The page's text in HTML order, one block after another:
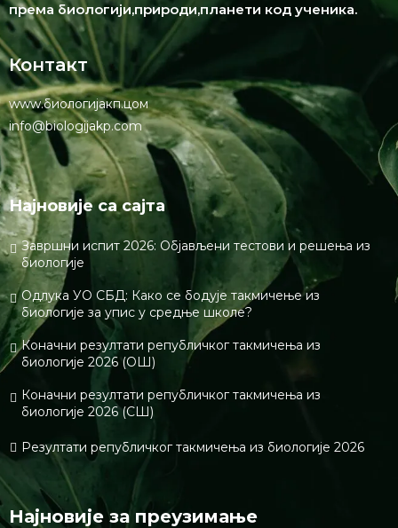
према биологији,природи,планети код ученика.
Контакт
www.биологијакп.цом
info@biologijakp.com
Најновије са сајта
Завршни испит 2026: Објављени тестови и решења из
биологије
Одлука УО СБД: Како се бодује такмичење из
биологије за упис у средње школе?
Коначни резултати републичког такмичења из
биологије 2026 (ОШ)
Коначни резултати републичког такмичења из
биологије 2026 (СШ)
Резултати републичког такмичења из биологије 2026
Најновије за преузимање